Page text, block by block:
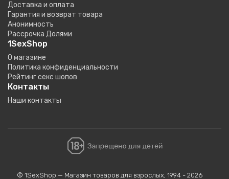
Доставка и оплата
Гарантия и возврат товара
Анонимность
Рассрочка Долями
1SexShop
О магазине
Политика конфиденциальности
Рейтинг секс шопов
Контакты
Наши контакты
© 1SexShop — Магазин товаров для взрослых, 1994 - 2026